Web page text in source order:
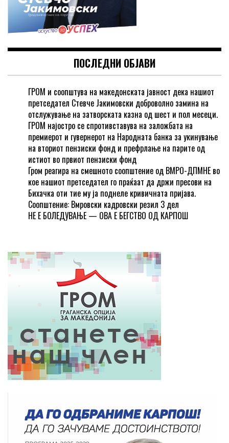
ПОСЛЕДНИ ОБЈАВИ
ГРОМ и соопштува на македонската јавност дека нашиот
претседател Стевче Јакимовски доброволно замина на
отслужување на затворската казна од шест и пол месеци.
ГРОМ најостро се спротивставува на заложбата на
премиерот и гувернерот на Народната банка за укинување
на вториот пензиски фонд и префрлање на парите од
истиот во првиот пензиски фонд
Гром реагира на смешното соопштение од ВМРО-ДПМНЕ во
кое нашиот претседател го праќаат да држи пресови на
Бихачка оти тие му ја поднеле кривичната пријава.
Соопштение: Вмровски кадровски резил 3 дел
НЕ Е БОЛЕДУВАЊЕ — ОВА Е БЕГСТВО ОД КАРПОШ